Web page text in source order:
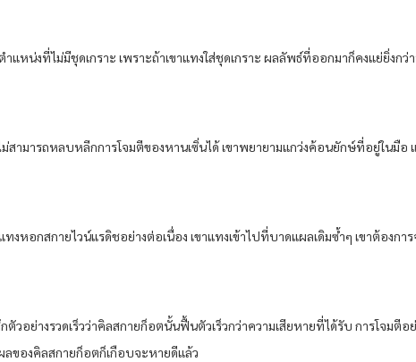
ำแหน่งที่ไม่มีชุดเกราะ เพราะถ้าเขาแทงใส่ชุดเกราะ ผลลัพธ์ที่ออกมาก็คงแย่ยิ่งกว่
สามารถหลบหลีกการโจมตีของหานเซิ่นได้ เขาพยายามแกว่งค้อนยักษ์ที่อยู่ในมื
ทงหอกสกายไวน์แรดิชอย่างต่อเนื่อง เขาแทงเข้าไปที่บาดแผลเดิมซ้ำๆ เขาต้องก
ตัวอย่างรวดเร็วว่าคิลสกายก็อตนั้นฟื้นตัวเร็วกว่าความเสียหายที่ได้รับ การโจมตี
ลของคิลสกายก็อตก็เกือบจะหายดีแล้ว